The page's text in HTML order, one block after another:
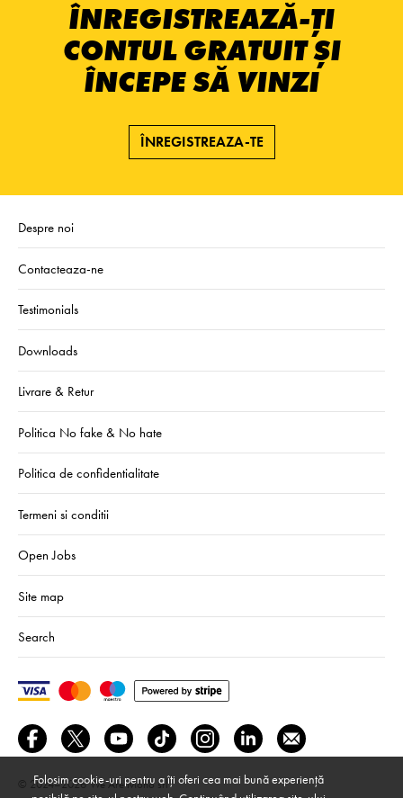
ÎNREGISTREAZĂ-ȚI
CONTUL GRATUIT ȘI
ÎNCEPE SĂ VINZI
ÎNREGISTREAZA-TE
Despre noi
Contacteaza-ne
Testimonials
Downloads
Livrare & Retur
Politica No fake & No hate
Politica de confidentialitate
Termeni si conditii
Open Jobs
Site map
Search
© 2024–2026 We Are Mono srl
Folosim cookie-uri pentru a îți oferi cea mai bună experiență